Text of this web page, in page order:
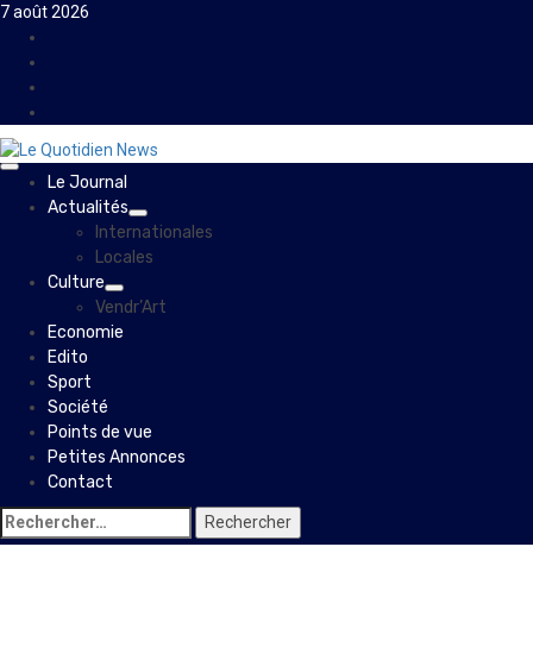
Skip
content
7 août 2026
Primary
Menu
Le Journal
Actualités
Internationales
Locales
Culture
Vendr’Art
Economie
Edito
Sport
Société
Points de vue
Petites Annonces
Contact
Rechercher :